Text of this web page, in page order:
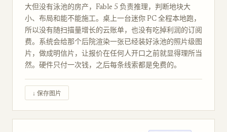
大但没有泳池的房产，Fable 5 负责推理，判断地块大
小、布局和能不能施工。桌上一台迷你 PC 全程本地跑，
所以没有随扫描量增长的云账单，也没有吃掉利润的订阅
费。系统会给那个后院渲染一张已经装好泳池的照片级图
片，做成明信片，让报价在任何人开口之前就显得理所当
然。硬件只付一次钱，之后每条线索都是免费的。
↓ 保存图片